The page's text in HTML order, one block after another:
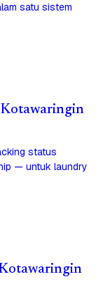
satu sistem
Kotawaringin
status
— untuk laundry